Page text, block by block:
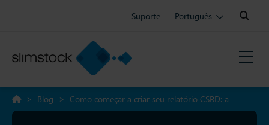
Suporte Português
Search:
> Blog > Como começar a criar seu relatório CSRD: a
importância da avaliação de dupla materialidade